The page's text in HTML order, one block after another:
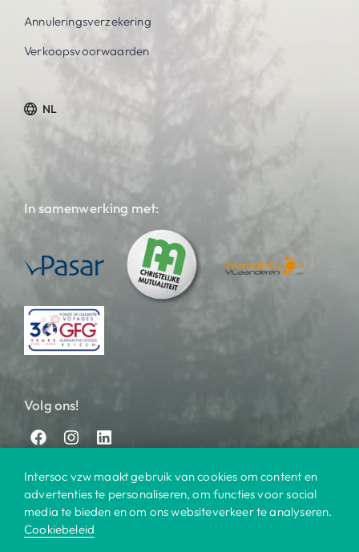
Annuleringsverzekering
Verkoopsvoorwaarden
NL
In samenwerking met:
Volg ons!
Intersoc vzw maakt gebruik van cookies om content en
advertenties te personaliseren, om functies voor social
media te bieden en om ons websiteverkeer te analyseren.
Cookiebeleid